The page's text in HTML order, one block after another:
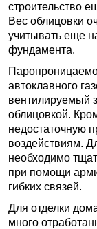
строительство
Вес облицовки
учитывать еще
фундамента.
автоклавного
вентилируемый
облицовкой.
недостаточную
воздействиям.
необходимо
при помощи
гибких связей.
Для отделки
много